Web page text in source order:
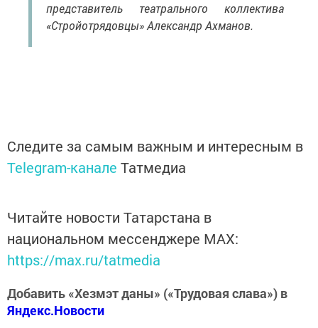
представитель театрального коллектива
«Стройотрядовцы» Александр Ахманов.
Следите за самым важным и интересным в
Telegram-канале Татмедиа
Читайте новости Татарстана в
национальном мессенджере MАХ:
https://max.ru/tatmedia
Добавить «Хезмэт даны» («Трудовая слава») в
Яндекс.Новости